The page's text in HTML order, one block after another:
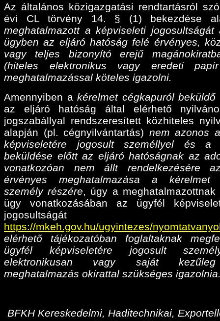
Az általános közigazgatási rendtartásról
évi CL törvény 14. § (1) bekezdése
meghatalmazott a képviseleti jogosultságát
ügyben az eljáró hatóság felé érvényes,
vagy teljes bizonyító erejű
(hiteles elektronikus vagy eredeti
meghatalmazással köteles igazolni.
Amennyiben akérelmet cégkapuról beküldő
az eljáró hatóság által elérhető
jogszabállyal rendszeresített közhiteles
alapján (pl. cégnyilvántartás) nem azonos
képviseletére jogosult személlyel és a
beküldése előtt az eljáró hatóságnak az
vonatkozóan nem állt rendelkezésére
érvényes meghatalmazása
a kérelmet
személy részére, úgy a meghatalmazottnak
ügy vonatkozásában az ügyfél
https://mkeh.gov.hu/ugyintezes/
elérhető tájékozatóban foglaltaknak
ügyfél képviseletére jogosult
elektronikusan vagy saját
meghatalmazás okirattal szükséges
BFKH Kereskedelmi, Haditechnikai,